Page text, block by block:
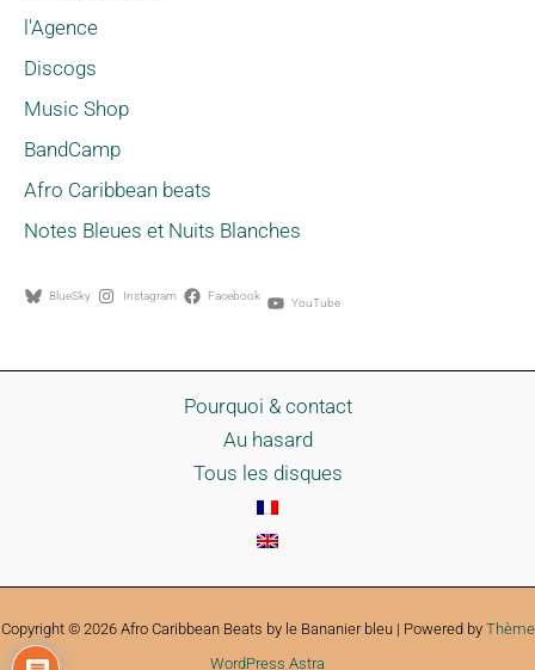
l'Agence
Discogs
Music Shop
BandCamp
Afro Caribbean beats
Notes Bleues et Nuits Blanches
BlueSky Instagram Facebook YouTube
Pourquoi & contact
Au hasard
Tous les disques
Copyright © 2026 Afro Caribbean Beats by le Bananier bleu | Powered by Thème
WordPress Astra